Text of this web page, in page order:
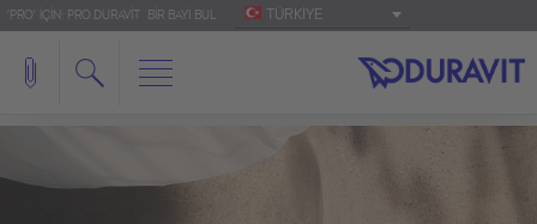
'PRO' IÇIN: PRO.DURAVIT BIR BAYI BUL TÜRKIYE